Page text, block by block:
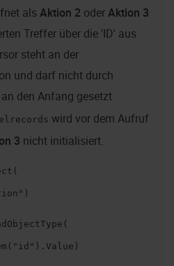
als Aktion 2 oderAktion 3
Treffer über die 'ID' aus
steht an der
und darf nicht durch
an den Anfang gesetzt
wird vor dem Aufruf
3 nicht initialisiert.